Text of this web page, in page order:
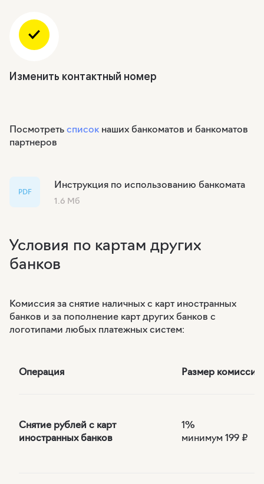
Изменить контактный номер
Посмотреть список наших банкоматов и банкоматов
партнеров
PDF
Инструкция по использованию банкомата
1.6 Мб
Условия по картам других
банков
Комиссия за снятие наличных с карт иностранных
банков и за пополнение карт других банков с
логотипами любых платежных систем:
Операция Размер комиссии
Снятие рублей с карт
иностранных банков
1%
минимум 199 ₽